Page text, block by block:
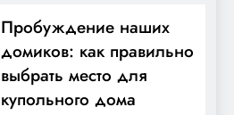
Пробуждение наших
домиков: как правильно
выбрать место для
купольного дома